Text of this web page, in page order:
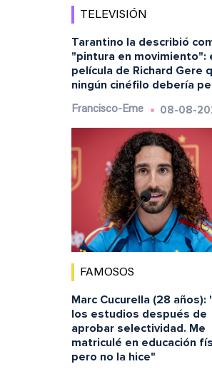
TELEVISIÓN
Tarantino la describió
"pintura en movimiento":
película de Richard Gere
ningún cinéfilo debería
Francisco-Eme 08-08-
FAMOSOS
Marc Cucurella (28 años):
los estudios después de
aprobar selectividad. Me
matriculé en educación
pero no la hice"